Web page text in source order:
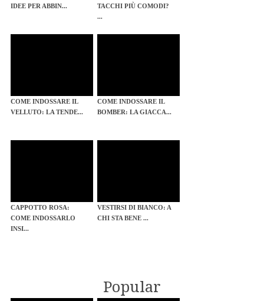
IDEE PER ABBIN...
TACCHI PIÙ COMODI?
...
COME INDOSSARE IL
VELLUTO: LA TENDE...
COME INDOSSARE IL
BOMBER: LA GIACCA...
CAPPOTTO ROSA:
COME INDOSSARLO
INSI...
VESTIRSI DI BIANCO: A
CHI STA BENE ...
Popular